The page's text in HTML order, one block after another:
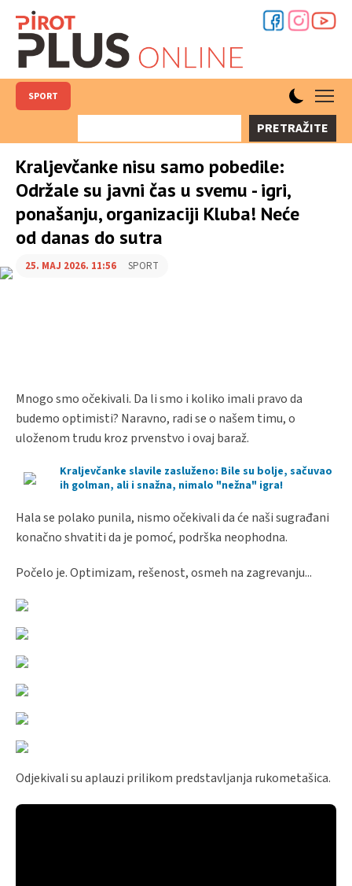
SPORT
PRETRAŽITE
Kraljevčanke nisu samo pobedile:
Održale su javni čas u svemu - igri,
ponašanju, organizaciji Kluba! Neće
od danas do sutra
25. MAJ 2026. 11:56 SPORT
Mnogo smo očekivali. Da li smo i koliko imali pravo da
budemo optimisti? Naravno, radi se o našem timu, o
uloženom trudu kroz prvenstvo i ovaj baraž.
Kraljevčanke slavile zasluženo: Bile su bolje, sačuvao
ih golman, ali i snažna, nimalo "nežna" igra!
Hala se polako punila, nismo očekivali da će naši sugrađani
konačno shvatiti da je pomoć, podrška neophodna.
Počelo je. Optimizam, rešenost, osmeh na zagrevanju...
Odjekivali su aplauzi prilikom predstavljanja rukometašica.